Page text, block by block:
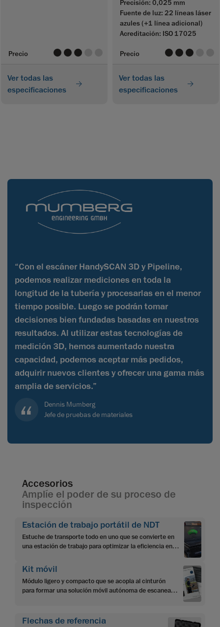
Precio valuevaluevalue
Ver todas las
especificaciones
Precisión: 0,025 mm
Fuente de luz: 22 líneas láser
azules (+1 línea adicional)
Acreditación: ISO 17025
Precio valuevaluevalue
Ver todas las
especificaciones
“Con el escáner HandySCAN 3D y Pipeline,
podemos realizar mediciones en toda la
longitud de la tubería y procesarlas en el menor
tiempo posible. Luego se podrán tomar
decisiones bien fundadas basadas en nuestros
resultados. Al utilizar estas tecnologías de
medición 3D, hemos aumentado nuestra
capacidad, podemos aceptar más pedidos,
adquirir nuevos clientes y ofrecer una gama más
amplia de servicios.”
Dennis Mumberg
Jefe de pruebas de materiales
Accesorios
Amplíe el poder de su proceso de
inspección
Estación de trabajo portátil de NDT
Estuche de transporte todo en uno que se convierte en
una estación de trabajo para optimizar la eficiencia en el
Kit móvil
Módulo ligero y compacto que se acopla al cinturón
para formar una solución móvil autónoma de escaneado
Flechas de referencia